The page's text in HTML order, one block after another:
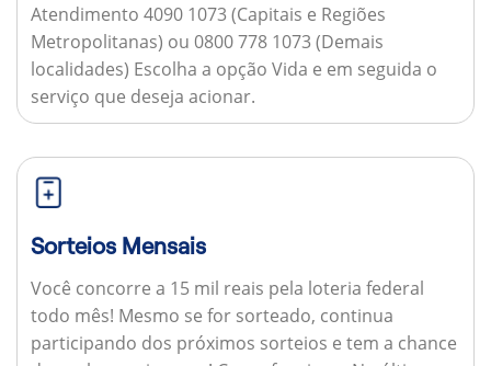
Atendimento 4090 1073 (Capitais e Regiões
Metropolitanas) ou 0800 778 1073 (Demais
localidades) Escolha a opção Vida e em seguida o
serviço que deseja acionar.
Sorteios Mensais
Você concorre a 15 mil reais pela loteria federal
todo mês! Mesmo se for sorteado, continua
participando dos próximos sorteios e tem a chance